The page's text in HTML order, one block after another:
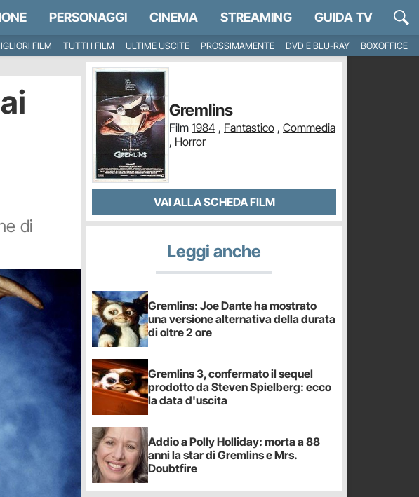
PERSONAGGI CINEMA STREAMING GUIDA TV
FILM TUTTI I FILM ULTIME USCITE PROSSIMAMENTE DVD E BLU-RAY
BOXOFFICE
di
Gremlins
Film 1984 , Fantastico , Commedia
, Horror
VAI ALLA SCHEDA FILM
Leggi anche
Gremlins: Joe Dante ha mostrato
una versione alternativa della durata
di oltre 2 ore
Gremlins 3, confermato il sequel
prodotto da Steven Spielberg: ecco
la data d'uscita
Addio a Polly Holliday: morta a 88
anni la star di Gremlins e Mrs.
Doubtfire